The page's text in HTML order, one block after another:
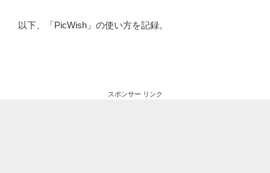
以下、「PicWish」の使い方を記録。
スポンサー リンク